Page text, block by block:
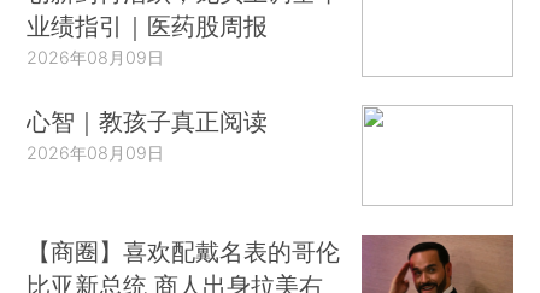
业绩指引｜医药股周报
2026年08月09日
心智｜教孩子真正阅读
2026年08月09日
【商圈】喜欢配戴名表的哥伦
比亚新总统 商人出身拉美右